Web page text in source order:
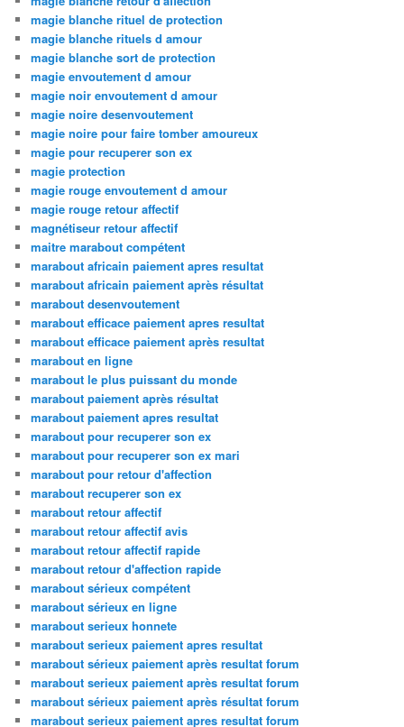
magie blanche rituel de protection
magie blanche rituels d amour
magie blanche sort de protection
magie envoutement d amour
magie noir envoutement d amour
magie noire desenvoutement
magie noire pour faire tomber amoureux
magie pour recuperer son ex
magie protection
magie rouge envoutement d amour
magie rouge retour affectif
magnétiseur retour affectif
maitre marabout compétent
marabout africain paiement apres resultat
marabout africain paiement après résultat
marabout desenvoutement
marabout efficace paiement apres resultat
marabout efficace paiement après resultat
marabout en ligne
marabout le plus puissant du monde
marabout paiement après résultat
marabout paiement apres resultat
marabout pour recuperer son ex
marabout pour recuperer son ex mari
marabout pour retour d'affection
marabout recuperer son ex
marabout retour affectif
marabout retour affectif avis
marabout retour affectif rapide
marabout retour d'affection rapide
marabout sérieux compétent
marabout sérieux en ligne
marabout serieux honnete
marabout serieux paiement apres resultat
marabout sérieux paiement après resultat forum
marabout serieux paiement après resultat forum
marabout sérieux paiement après résultat forum
marabout serieux paiement apres resultat forum